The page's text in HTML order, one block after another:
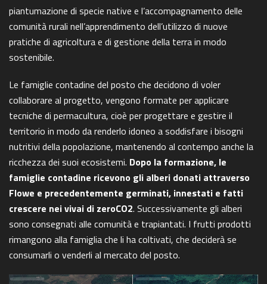
piantumazione di specie native e l’accompagnamento delle
comunità rurali nell’apprendimento dell’utilizzo di nuove
pratiche di agricoltura e di gestione della terra in modo
sostenibile.
Le famiglie contadine del posto che decidono di voler
collaborare al progetto, vengono formate per applicare
tecniche di permacultura, cioè per progettare e gestire il
territorio in modo da renderlo idoneo a soddisfare i bisogni
nutritivi della popolazione, mantenendo al contempo anche la
ricchezza dei suoi ecosistemi. Dopo la formazione, le
famiglie contadine ricevono gli alberi donati attraverso
Flowe e precedentemente germinati, innestati e fatti
crescere nei vivai di zeroCO2. Successivamente gli alberi
sono consegnati alle comunità e trapiantati. I frutti prodotti
rimangono alla famiglia che li ha coltivati, che deciderà se
consumarli o venderli al mercato del posto.